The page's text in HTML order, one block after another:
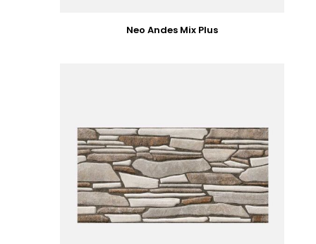
Neo Andes Mix Plus